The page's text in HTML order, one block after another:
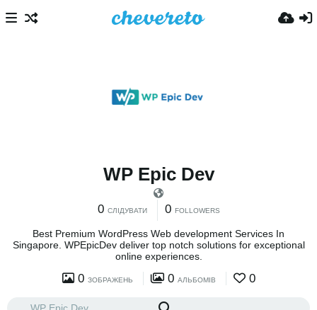
WP Epic Dev
0 СЛІДУВАТИ 0 FOLLOWERS
Best Premium WordPress Web development Services In
Singapore. WPEpicDev deliver top notch solutions for exceptional
online experiences.
0 ЗОБРАЖЕНЬ 0 АЛЬБОМІВ 0